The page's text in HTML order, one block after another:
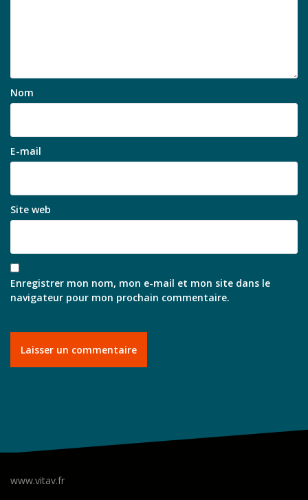
Nom
E-mail
Site web
Enregistrer mon nom, mon e-mail et mon site dans le
navigateur pour mon prochain commentaire.
www.vitav.fr